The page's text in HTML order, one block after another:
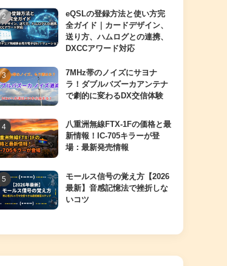
eQSLの登録方法と使い方完
全ガイド｜カードデザイン、
送り方、ハムログとの連携、
DXCCアワード対応
7MHz帯のノイズにサヨナ
ラ！ダブルバズーカアンテナ
で劇的に変わるDX交信体験
八重洲無線FTX-1Fの価格と最
新情報！IC-705キラーが登
場：最新発売情報
モールス信号の覚え方【2026
最新】音感記憶法で挫折しな
いコツ